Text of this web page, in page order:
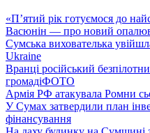
«П’ятий рік готуємося до
Васюнін — про новий
Сумська вихователька
Ukraine
Вранці російський
громадіФОТО
Армія РФ атакувала Ромни
У Сумах затвердили план
фінансування